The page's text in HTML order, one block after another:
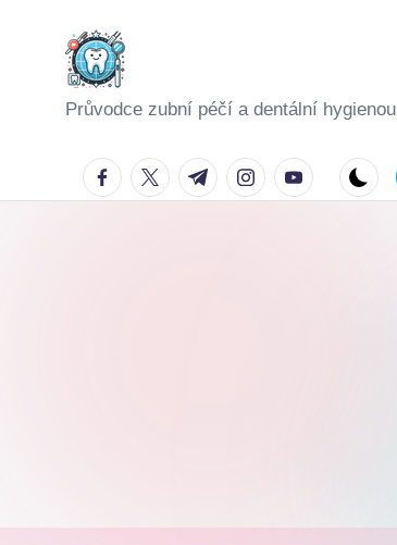
Průvodce zubní péčí a dentální hygienou
facebook.com
twitter.com
t.me instagram.com
youtube.com